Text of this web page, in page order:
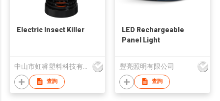
Electric Insect Killer
查詢
LED Rechargeable
Panel Light
豐亮照明有限公司
查詢